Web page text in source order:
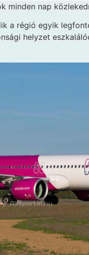
minden nap
a régió egyik
helyzet